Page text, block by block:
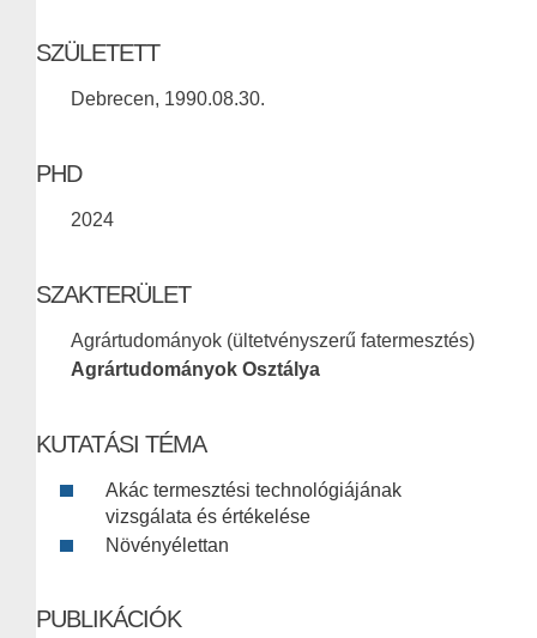
SZÜLETETT
Debrecen, 1990.08.30.
PHD
2024
SZAKTERÜLET
Agrártudományok (ültetvényszerű fatermesztés)
Agrártudományok Osztálya
KUTATÁSI TÉMA
Akác termesztési technológiájának
vizsgálata és értékelése
Növényélettan
PUBLIKÁCIÓK